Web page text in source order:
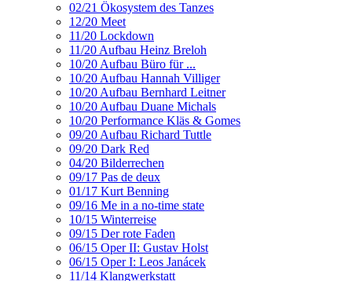
02/21 Ökosystem des Tanzes
12/20 Meet
11/20 Lockdown
11/20 Aufbau Heinz Breloh
10/20 Aufbau Büro für ...
10/20 Aufbau Hannah Villiger
10/20 Aufbau Bernhard Leitner
10/20 Aufbau Duane Michals
10/20 Performance Kläs & Gomes
09/20 Aufbau Richard Tuttle
09/20 Dark Red
04/20 Bilderrechen
09/17 Pas de deux
01/17 Kurt Benning
09/16 Me in a no-time state
10/15 Winterreise
09/15 Der rote Faden
06/15 Oper II: Gustav Holst
06/15 Oper I: Leos Janácek
11/14 Klangwerkstatt